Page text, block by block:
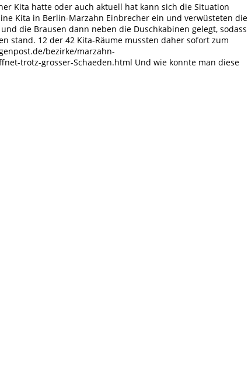
Kita hatte oder auch aktuell hat kann sich die Situation
Kita in Berlin-Marzahn Einbrecher ein und verwüsteten die
die Brausen dann neben die Duschkabinen gelegt, sodass
stand. 12 der 42 Kita-Räume mussten daher sofort zum
bezirke/marzahn-
trotz-grosser-Schaeden.html Und wie konnte man diese